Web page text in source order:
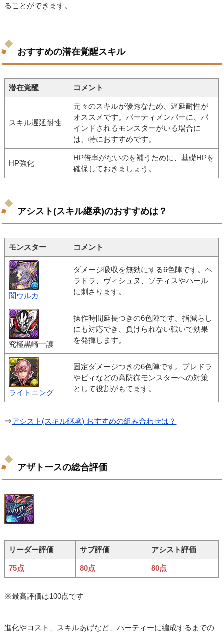
ることができます。
おすすめの潜在覚醒スキル
潜在覚醒 コメント
スキル遅延耐性
元々のスキルが優秀なため、遅延耐性が
オススメです。パーティメンバーに、バ
インドされるモンスターがいる場合に
は、特におすすめです。
HP強化
HP倍率がないのを補うために、基礎HPを
確保しておきましょう。
アシスト(スキル継承)のおすすめは？
モンスター コメント
闇ウルカ
ダメージ吸収を無効にする6色陣です。ヘ
ラドラ、ヴィシュヌ、ソティスやパール
に刺さります。
究極黒崎一護
操作時間延長つきの6色陣です。指減らし
にも対応でき、負けられない戦いで効果
を発揮します。
ライトニング
固定ダメージつきの6色陣です。プレドラ
やピィなどの高防御モンスターへの対策
として役割がもてます。
⇒アシスト(スキル継承) おすすめの組み合わせは？
アザトースの総合評価
リーダー評価 サブ評価 アシスト評価
75点 80点 80点
※最高評価は100点です
進化やコスト、スキルあげなど、パーティーに編成するまでの